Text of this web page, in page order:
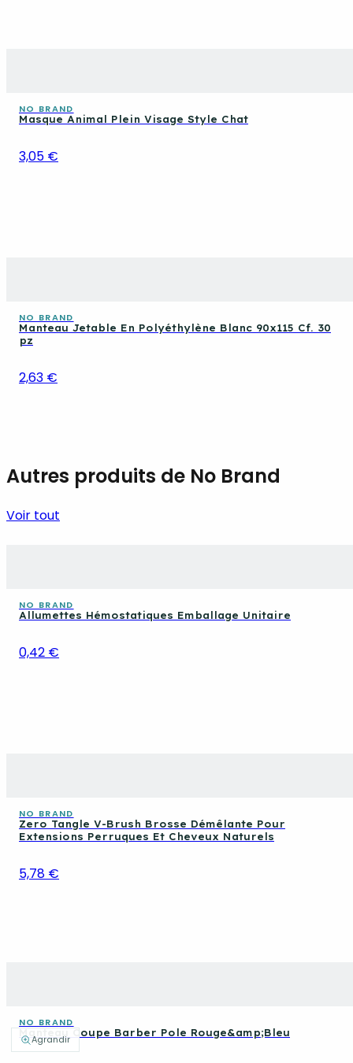
Agrandir
NO BRAND
Masque Animal Plein Visage Style Chat
3,05 €
NO BRAND
Manteau Jetable En Polyéthylène Blanc 90x115 Cf. 30
pz
2,63 €
Autres produits de No Brand
Voir tout
NO BRAND
Allumettes Hémostatiques Emballage Unitaire
0,42 €
NO BRAND
Zero Tangle V-Brush Brosse Démêlante Pour
Extensions Perruques Et Cheveux Naturels
5,78 €
NO BRAND
Manteau Coupe Barber Pole Rouge&amp;Bleu